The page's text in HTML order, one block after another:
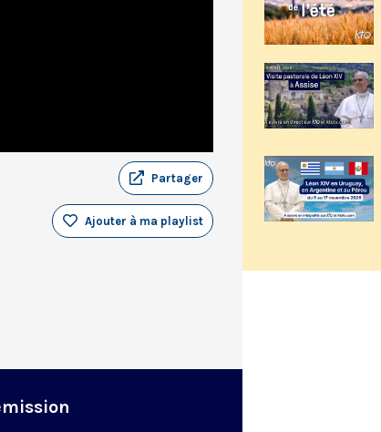
Partager
Ajouter à ma playlist